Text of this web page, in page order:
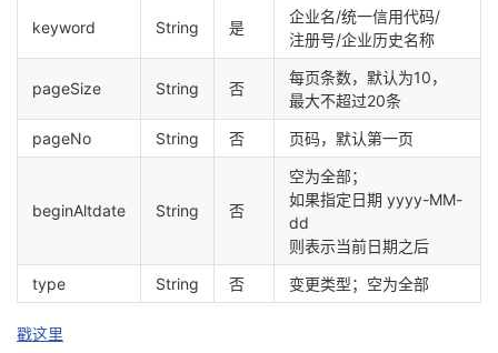
keyword String 是
企业名/统一信用代码/
注册号/企业历史名称
pageSize String 否
每页条数，默认为10，
最大不超过20条
pageNo
String 否 页码，默认第一页
beginAltdate String 否
空为全部；
如果指定日期 yyyy-MM-
dd
则表示当前日期之后
type
String 否 变更类型；空为全部
戳这里